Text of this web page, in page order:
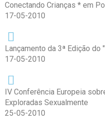
Conectando Crianças * em
17-05-2010
Lançamento da 3ª Edição do
17-05-2010
IV Conferência Europeia
Exploradas Sexualmente
25-05-2010